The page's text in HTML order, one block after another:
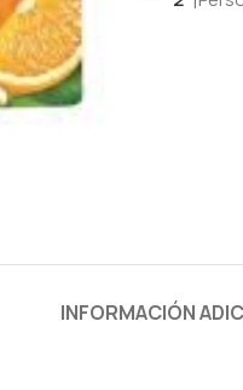
INFORMACIÓN